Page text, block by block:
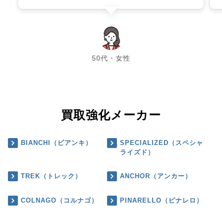
50代・女性
chevron_left chevron_right
買取強化メーカー
BIANCHI（ビアンキ）
SPECIALIZED（スペシャ
ライズド）
TREK（トレック） ANCHOR（アンカー）
COLNAGO（コルナゴ） PINARELLO（ピナレロ）